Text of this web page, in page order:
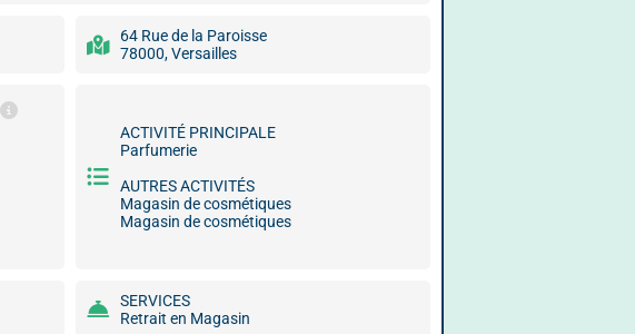
64 Rue de la Paroisse
78000, Versailles
ACTIVITÉ PRINCIPALE
Parfumerie
AUTRES ACTIVITÉS
Magasin de cosmétiques
Magasin de cosmétiques
SERVICES
Retrait en Magasin